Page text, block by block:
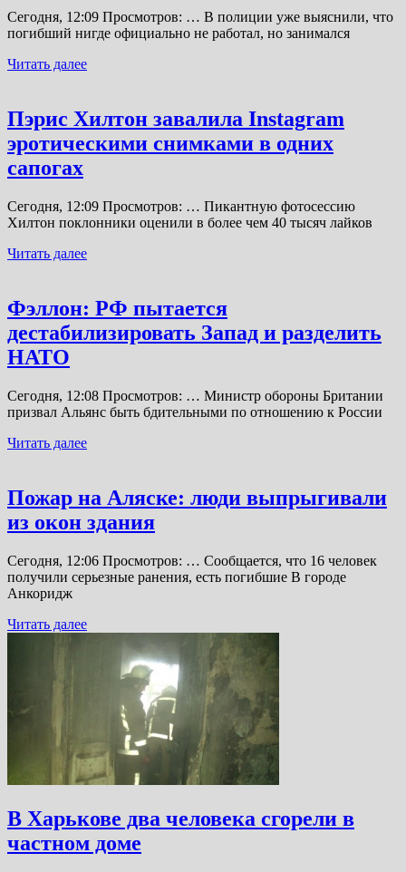
Сегодня, 12:09 Просмотров: … В полиции уже выяснили, что
погибший нигде официально не работал, но занимался
Читать далее
Пэрис Хилтон завалила Instagram
эротическими снимками в одних
сапогах
Сегодня, 12:09 Просмотров: … Пикантную фотосессию
Хилтон поклонники оценили в более чем 40 тысяч лайков
Читать далее
Фэллон: РФ пытается
дестабилизировать Запад и разделить
НАТО
Сегодня, 12:08 Просмотров: … Министр обороны Британии
призвал Альянс быть бдительными по отношению к России
Читать далее
Пожар на Аляске: люди выпрыгивали
из окон здания
Сегодня, 12:06 Просмотров: … Сообщается, что 16 человек
получили серьезные ранения, есть погибшие В городе
Анкоридж
Читать далее
В Харькове два человека сгорели в
частном доме